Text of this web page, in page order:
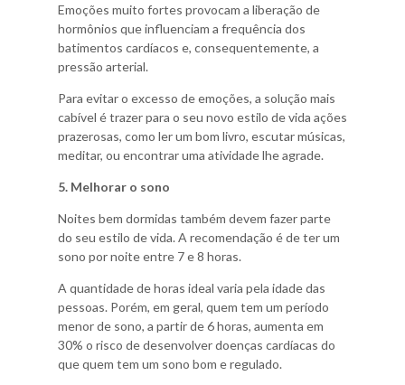
Emoções muito fortes provocam a liberação de
hormônios que influenciam a frequência dos
batimentos cardíacos e, consequentemente, a
pressão arterial.
Para evitar o excesso de emoções, a solução mais
cabível é trazer para o seu novo estilo de vida ações
prazerosas, como ler um bom livro, escutar músicas,
meditar, ou encontrar uma atividade lhe agrade.
5. Melhorar o sono
Noites bem dormidas também devem fazer parte
do seu estilo de vida. A recomendação é de ter um
sono por noite entre 7 e 8 horas.
A quantidade de horas ideal varia pela idade das
pessoas. Porém, em geral, quem tem um período
menor de sono, a partir de 6 horas, aumenta em
30% o risco de desenvolver doenças cardíacas do
que quem tem um sono bom e regulado.